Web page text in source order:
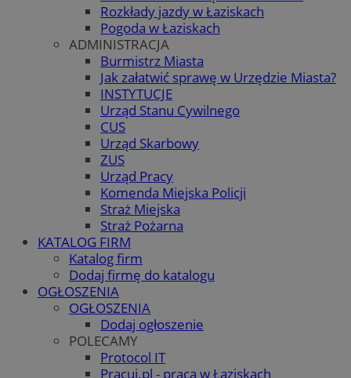
Rozkłady jazdy w Łaziskach
Pogoda w Łaziskach
ADMINISTRACJA
Burmistrz Miasta
Jak załatwić sprawę w Urzędzie Miasta?
INSTYTUCJE
Urząd Stanu Cywilnego
CUS
Urząd Skarbowy
ZUS
Urząd Pracy
Komenda Miejska Policji
Straż Miejska
Straż Pożarna
KATALOG FIRM
Katalog firm
Dodaj firmę do katalogu
OGŁOSZENIA
OGŁOSZENIA
Dodaj ogłoszenie
POLECAMY
Protocol IT
Pracuj.pl - praca w Łaziskach